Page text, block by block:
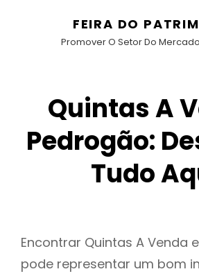
FEIRA DO
Promover O Setor Do
Quintas A
Pedrogão:
Tudo
Encontrar Quintas A Venda
pode representar um bom